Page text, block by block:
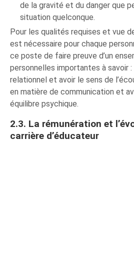
de la gravité et du danger que
situation quelconque.
Pour les qualités requises et vue
est nécessaire pour chaque
ce poste de faire preuve d’un
personnelles importantes à savoir :
relationnel et avoir le sens de
en matière de communication et
équilibre psychique.
2.3. La rémunération et
carrière d’éducateur